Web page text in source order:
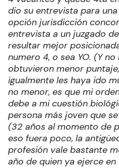
dio su entrevista para
opción jurisdicción
entrevista a un juzgado
resultar mejor
numero 4, o sea YO. (Y
obtuvieron menor
igualmente les haya ido
no menor, es que mi
debe a mi cuestión
persona más joven que
(32 años al momento de
eso fuera poco, la
profesión vale bastante
año de quien ya ejerce en